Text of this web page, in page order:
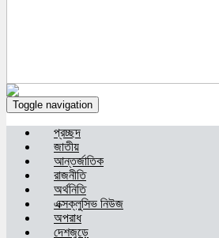
Toggle navigation
প্রচ্ছদ
জাতীয়
আন্তর্জাতিক
রাজনীতি
অর্থনিতি
এক্সক্লুসিভ নিউজ
অপরাধ
দেশজুড়ে